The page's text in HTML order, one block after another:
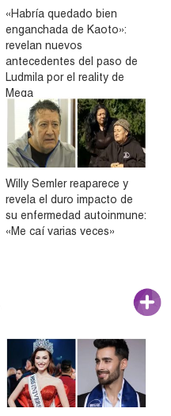
«Habría quedado bien
enganchada de Kaoto»:
revelan nuevos
antecedentes del paso de
Ludmila por el reality de
Mega
Willy Semler reaparece y
revela el duro impacto de
su enfermedad autoinmune:
«Me caí varias veces»